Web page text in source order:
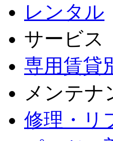
レンタル
サービス
専用賃貸
メンテナ
修理・リ